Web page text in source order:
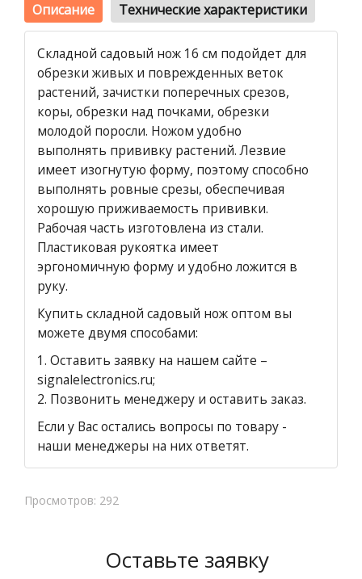
Описание Технические характеристики
Складной садовый нож 16 см подойдет для
обрезки живых и поврежденных веток
растений, зачистки поперечных срезов,
коры, обрезки над почками, обрезки
молодой поросли. Ножом удобно
выполнять прививку растений. Лезвие
имеет изогнутую форму, поэтому способно
выполнять ровные срезы, обеспечивая
хорошую приживаемость прививки.
Рабочая часть изготовлена из стали.
Пластиковая рукоятка имеет
эргономичную форму и удобно ложится в
руку.
Купить складной садовый нож оптом вы
можете двумя способами:
1. Оставить заявку на нашем сайте –
signalelectronics.ru;
2. Позвонить менеджеру и оставить заказ.
Если у Вас остались вопросы по товару -
наши менеджеры на них ответят.
Просмотров: 292
Оставьте заявку